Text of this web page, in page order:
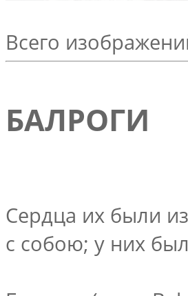
Всего
БАЛРОГИ
Сердца их были
с собою; у них